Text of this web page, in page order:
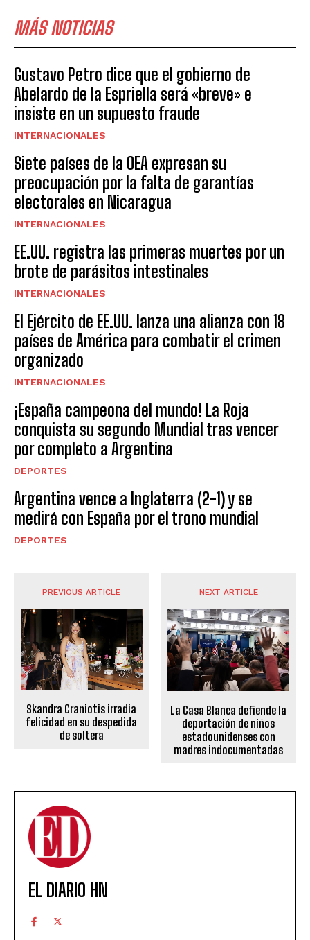
MÁS NOTICIAS
Gustavo Petro dice que el gobierno de
Abelardo de la Espriella será «breve» e
insiste en un supuesto fraude
INTERNACIONALES
Siete países de la OEA expresan su
preocupación por la falta de garantías
electorales en Nicaragua
INTERNACIONALES
EE.UU. registra las primeras muertes por un
brote de parásitos intestinales
INTERNACIONALES
El Ejército de EE.UU. lanza una alianza con 18
países de América para combatir el crimen
organizado
INTERNACIONALES
¡España campeona del mundo! La Roja
conquista su segundo Mundial tras vencer
por completo a Argentina
DEPORTES
Argentina vence a Inglaterra (2-1) y se
medirá con España por el trono mundial
DEPORTES
PREVIOUS ARTICLE
Skandra Craniotis irradia
felicidad en su despedida
de soltera
NEXT ARTICLE
La Casa Blanca defiende la
deportación de niños
estadounidenses con
madres indocumentadas
EL DIARIO HN